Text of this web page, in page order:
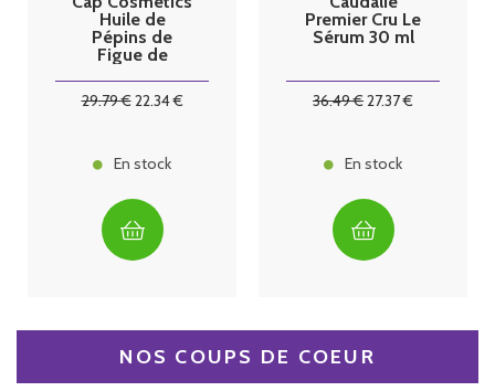
Huile de
Pépins de
Figue de
29.79€22.34€
En stock
Premier Cru Le
Sérum 30 ml
36.49€27.37€
En stock
NOS COUPS DE COEUR